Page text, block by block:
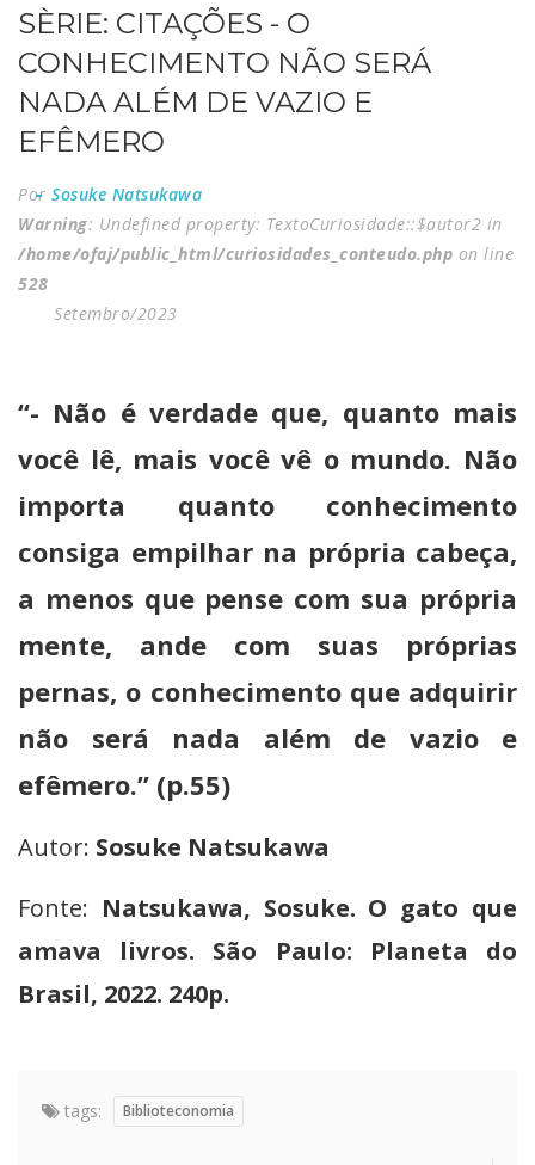
SÈRIE: CITAÇÕES - O
CONHECIMENTO NÃO SERÁ
NADA ALÉM DE VAZIO E
EFÊMERO
Por Sosuke Natsukawa
Warning: Undefined property: TextoCuriosidade::$autor2 in
/home/ofaj/public_html/curiosidades_conteudo.php on line
528
Setembro/2023
“- Não é verdade que, quanto mais
você lê, mais você vê o mundo. Não
importa quanto conhecimento
consiga empilhar na própria cabeça,
a menos que pense com sua própria
mente, ande com suas próprias
pernas, o conhecimento que adquirir
não será nada além de vazio e
efêmero.” (p.55)
Autor: Sosuke Natsukawa
Fonte: Natsukawa, Sosuke. O gato que
amava livros. São Paulo: Planeta do
Brasil, 2022. 240p.
tags: Biblioteconomia